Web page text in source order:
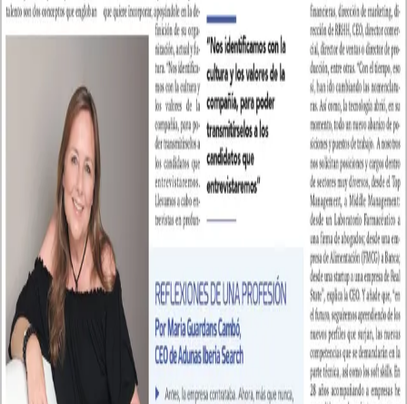
Las miradas opuestas de un headhunter y un consultor de carrera
Consultants in Executive Search. Firma global de consultoría de
Recursos Humanos con más de 25 años de experiencia.
research@adunas.com
Headhunting - Executive Search
Interim Management
Coaching and Mentoring
Talent Advisory
Empresa
Equipo
Cómo trabajamos
Referencias
Blog
Envíanos tu CV